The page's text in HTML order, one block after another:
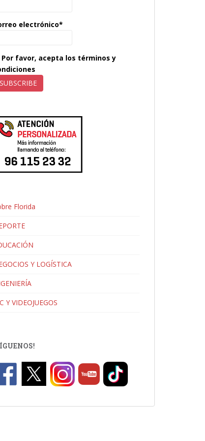
electrónico*
Por favor, acepta los términos y
Florida
Y LOGÍSTICA
Y VIDEOJUEGOS